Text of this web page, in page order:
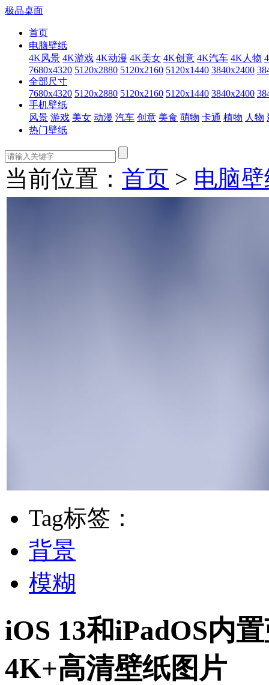
极品桌面
首页
电脑壁纸
4K风景 4K游戏 4K动漫 4K美女 4K创意 4K汽车 4K人物
7680x4320 5120x2880 5120x2160 5120x1440 3840x2400
全部尺寸
7680x4320 5120x2880 5120x2160 5120x1440 3840x2400
手机壁纸
风景 游戏 美女 动漫 汽车 创意 美食 萌物 卡通 植物 人物
热门壁纸
当前位置： 首页 > 电脑
Tag标签：
背景
模糊
iOS 13和iPadOS内
4K+高清壁纸图片